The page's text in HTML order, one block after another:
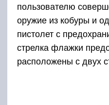
пользователю
оружие из кобуры и
пистолет с
стрелка флажки
расположены с двух